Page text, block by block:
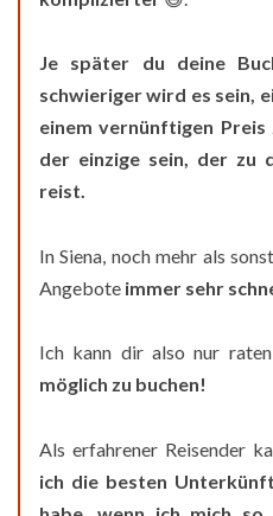
Je später du deine
schwieriger wird es sein,
einem vernünftigen
der einzige sein, der zu
reist.
In Siena, noch mehr als
Angebote immer sehr
Ich kann dir also nur raten
möglich zu buchen!
Als erfahrener Reisender
ich die besten